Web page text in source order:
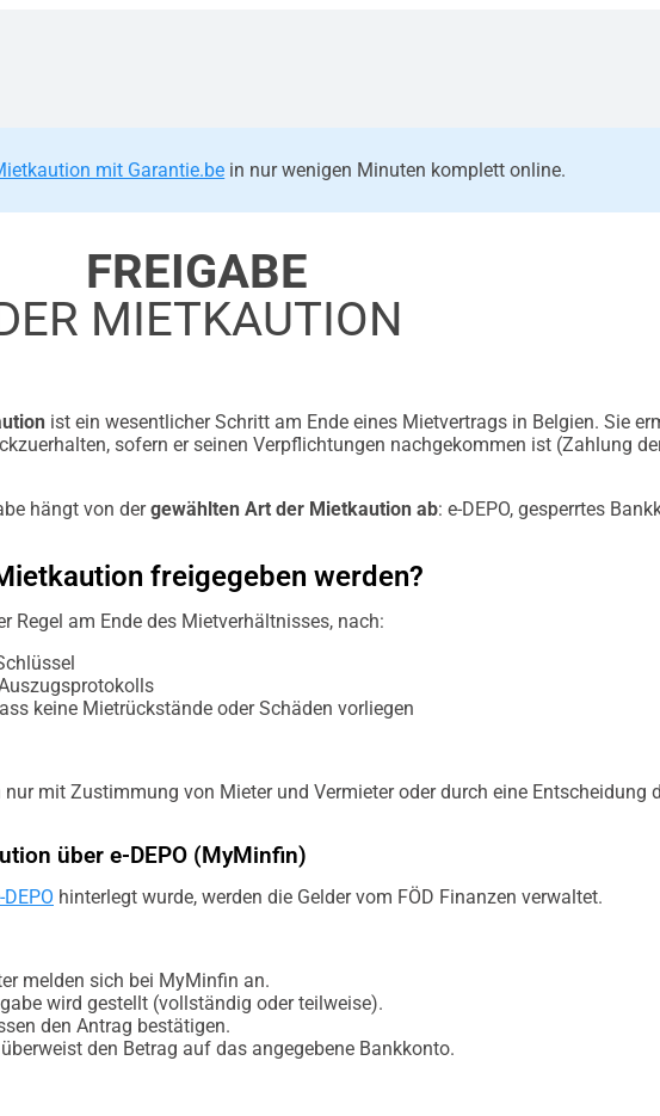
mit Garantie.be in nur wenigen Minuten komplett online.
FREIGABE
MIETKAUTION
ist ein wesentlicher Schritt am Ende eines Mietvertrags in Belgien. Sie
sofern er seinen Verpflichtungen nachgekommen ist (Zahlung
hängt von dergewählten Art der Mietkaution ab: e-DEPO, gesperrtes
freigegeben werden?
Regel am Ende des Mietverhältnisses, nach:
keine Mietrückstände oder Schäden vorliegen
mit Zustimmung von Mieter und Vermieter oder durch eine Entscheidung
über e-DEPO (MyMinfin)
hinterlegt wurde, werden die Gelder vom FÖD Finanzen verwaltet.
melden sich bei MyMinfin an.
wird gestellt (vollständig oder teilweise).
den Antrag bestätigen.
den Betrag auf das angegebene Bankkonto.